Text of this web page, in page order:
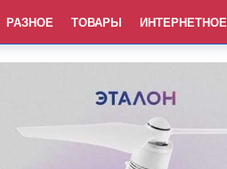
РАЗНОЕ ТОВАРЫ ИНТЕРНЕТНОЕ